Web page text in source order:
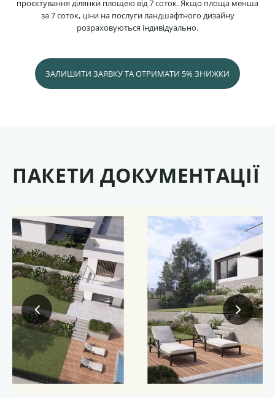
проєктування ділянки площею від 7 соток. Якщо площа менша
за 7 соток, ціни на послуги ландшафтного дизайну
розраховуються індивідуально.
ЗАЛИШИТИ ЗАЯВКУ ТА ОТРИМАТИ 5% ЗНИЖКИ
ПАКЕТИ ДОКУМЕНТАЦІЇ